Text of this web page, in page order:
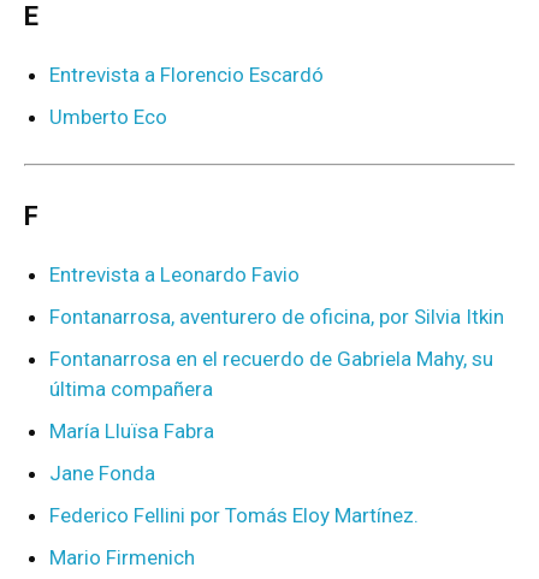
E
Entrevista a Florencio Escardó
Umberto Eco
F
Entrevista a Leonardo Favio
Fontanarrosa, aventurero de oficina, por Silvia Itkin
Fontanarrosa en el recuerdo de Gabriela Mahy, su
última compañera
María Lluïsa Fabra
Jane Fonda
Federico Fellini por Tomás Eloy Martínez.
Mario Firmenich